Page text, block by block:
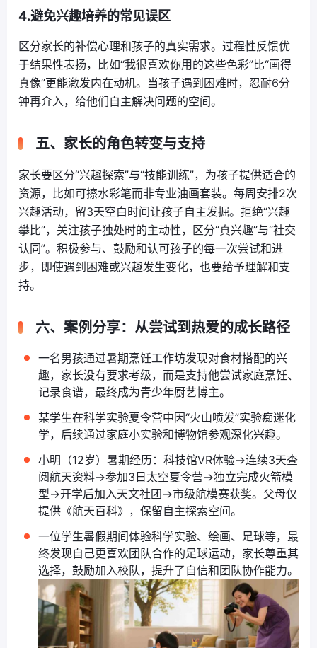
4.避免兴趣培养的常见误区
区分家长的补偿心理和孩子的真实需求。过程性反馈优
于结果性表扬，比如“我很喜欢你用的这些色彩”比“画得
真像”更能激发内在动机。当孩子遇到困难时，忍耐6分
钟再介入，给他们自主解决问题的空间。
五、家长的角色转变与支持
家长要区分“兴趣探索”与“技能训练”，为孩子提供适合的
资源，比如可擦水彩笔而非专业油画套装。每周安排2次
兴趣活动，留3天空白时间让孩子自主发掘。拒绝“兴趣
攀比”，关注孩子独处时的主动性，区分“真兴趣”与“社交
认同”。积极参与、鼓励和认可孩子的每一次尝试和进
步，即使遇到困难或兴趣发生变化，也要给予理解和支
持。
六、案例分享：从尝试到热爱的成长路径
一名男孩通过暑期烹饪工作坊发现对食材搭配的兴
趣，家长没有要求考级，而是支持他尝试家庭烹饪、
记录食谱，最终成为青少年厨艺博主。
某学生在科学实验夏令营中因“火山喷发”实验痴迷化
学，后续通过家庭小实验和博物馆参观深化兴趣。
小明（12岁）暑期经历：科技馆VR体验→连续3天查
阅航天资料→参加3日太空夏令营→独立完成火箭模
型→开学后加入天文社团→市级航模赛获奖。父母仅
提供《航天百科》，保留自主探索空间。
一位学生暑假期间体验科学实验、绘画、足球等，最
终发现自己更喜欢团队合作的足球运动，家长尊重其
选择，鼓励加入校队，提升了自信和团队协作能力。